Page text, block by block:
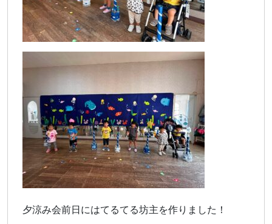
夕涼み会前日にはてるてる坊主を作りました！